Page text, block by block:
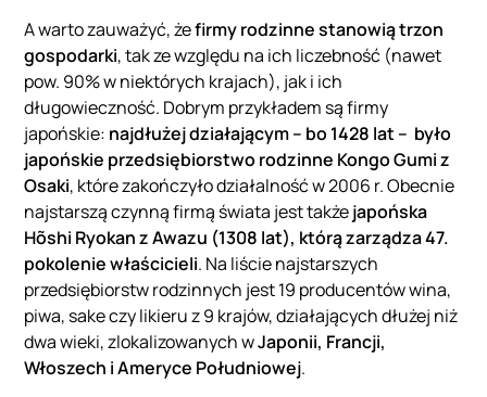
A warto zauważyć, żefirmy rodzinne stanowią trzon
gospodarki, tak ze względu na ich liczebność (nawet
pow. 90% w niektórych krajach), jak i ich
długowieczność. Dobrym przykładem są firmy
japońskie: najdłużej działającym – bo 1428 lat – było
japońskie przedsiębiorstwo rodzinne Kongo Gumi z
Osaki, które zakończyło działalność w 2006 r. Obecnie
najstarszą czynną firmą świata jest takżejapońska
Hõshi Ryokan z Awazu (1308 lat), którą zarządza 47.
pokolenie właścicieli. Na liście najstarszych
przedsiębiorstw rodzinnych jest 19 producentów wina,
piwa, sake czy likieru z 9 krajów, działających dłużej niż
dwa wieki, zlokalizowanych wJaponii, Francji,
Włoszech i Ameryce Południowej.